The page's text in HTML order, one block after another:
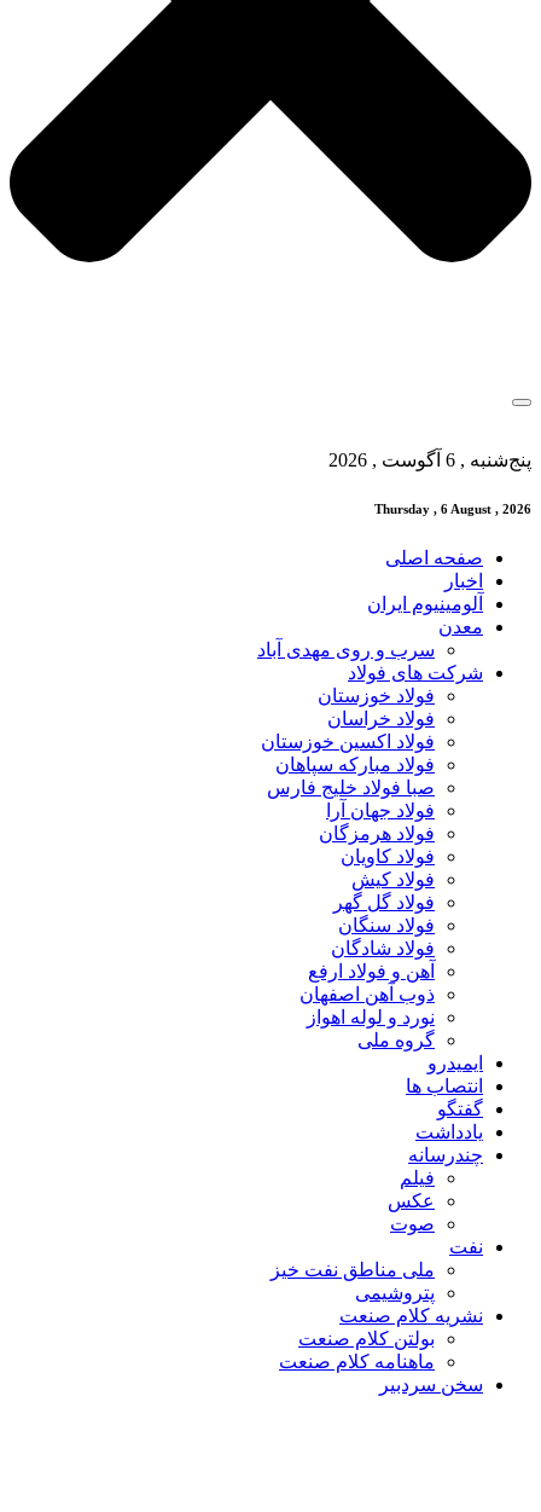
پنج‌شنبه , 6 آگوست , 2026
Thursday , 6 August , 2026
صفحه اصلی
اخبار
آلومینیوم ایران
معدن
سرب و روی مهدی آباد
شرکت های فولاد
فولاد خوزستان
فولاد خراسان
فولاد اکسین خوزستان
فولاد مبارکه سپاهان
صبا فولاد خلیج فارس
فولاد جهان آرا
فولاد هرمزگان
فولاد کاویان
فولاد کیش
فولاد گل گهر
فولاد سنگان
فولاد شادگان
آهن و فولاد ارفع
ذوب آهن اصفهان
نورد و لوله اهواز
گروه ملی
ایمیدرو
انتصاب ها
گفتگو
یادداشت
چندرسانه
فیلم
عکس
صوت
نفت
ملی مناطق نفت خیز
پتروشیمی
نشریه کلام صنعت
بولتن کلام صنعت
ماهنامه کلام صنعت
سخن سردبیر